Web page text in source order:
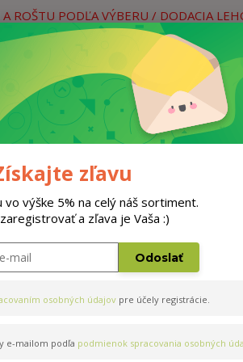
ROŠTU PODĽA VÝBERU / DODACIA
Hľadať
Neviete si rady? Zavolajte.
Postele
zľavu
vo výške 5% na celý náš sortiment.
a zľava je Vaša :)
Odoslať
osobných údajov pre účely registrácie.
e-mailom podľa podmienok spracovania osobných